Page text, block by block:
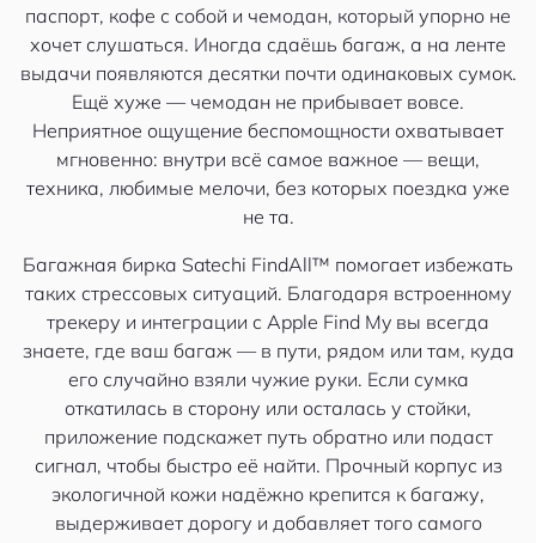
паспорт, кофе с собой и чемодан, который упорно не
хочет слушаться. Иногда сдаёшь багаж, а на ленте
выдачи появляются десятки почти одинаковых сумок.
Ещё хуже — чемодан не прибывает вовсе.
Неприятное ощущение беспомощности охватывает
мгновенно: внутри всё самое важное — вещи,
техника, любимые мелочи, без которых поездка уже
не та.
Багажная бирка Satechi FindAll™ помогает избежать
таких стрессовых ситуаций. Благодаря встроенному
трекеру и интеграции с Apple Find My вы всегда
знаете, где ваш багаж — в пути, рядом или там, куда
его случайно взяли чужие руки. Если сумка
откатилась в сторону или осталась у стойки,
приложение подскажет путь обратно или подаст
сигнал, чтобы быстро её найти. Прочный корпус из
экологичной кожи надёжно крепится к багажу,
выдерживает дорогу и добавляет того самого